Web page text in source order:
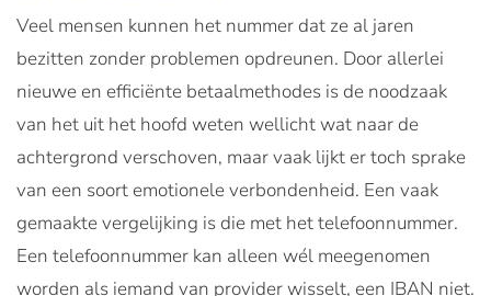
Veel mensen kunnen het nummer dat ze al jaren
bezitten zonder problemen opdreunen. Door allerlei
nieuwe en efficiënte betaalmethodes is de noodzaak
van het uit het hoofd weten wellicht wat naar de
achtergrond verschoven, maar vaak lijkt er toch sprake
van een soort emotionele verbondenheid. Een vaak
gemaakte vergelijking is die met het telefoonnummer.
Een telefoonnummer kan alleen wél meegenomen
worden als iemand van provider wisselt, een IBAN niet.